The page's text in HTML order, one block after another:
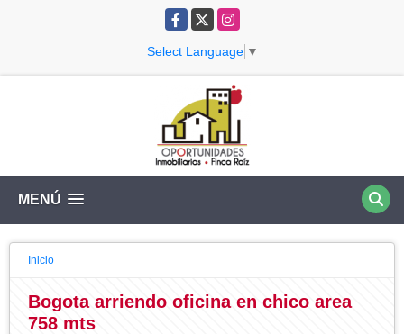
Facebook
X Instagram
Select Language ▼
MENÚ
Inicio
Bogota arriendo oficina en chico area
758 mts